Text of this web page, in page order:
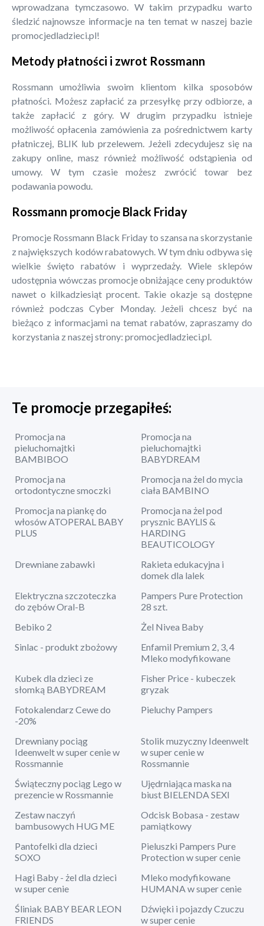
wprowadzana tymczasowo. W takim przypadku warto
śledzić najnowsze informacje na ten temat w naszej bazie
promocjedladzieci.pl!
Metody płatności i zwrot Rossmann
Rossmann umożliwia swoim klientom kilka sposobów
płatności. Możesz zapłacić za przesyłkę przy odbiorze, a
także zapłacić z góry. W drugim przypadku istnieje
możliwość opłacenia zamówienia za pośrednictwem karty
płatniczej, BLIK lub przelewem. Jeżeli zdecydujesz się na
zakupy online, masz również możliwość odstąpienia od
umowy. W tym czasie możesz zwrócić towar bez
podawania powodu.
Rossmann promocje Black Friday
Promocje Rossmann Black Friday to szansa na skorzystanie
z największych kodów rabatowych. W tym dniu odbywa się
wielkie święto rabatów i wyprzedaży. Wiele sklepów
udostępnia wówczas promocje obniżające ceny produktów
nawet o kilkadziesiąt procent. Takie okazje są dostępne
również podczas Cyber Monday. Jeżeli chcesz być na
bieżąco z informacjami na temat rabatów, zapraszamy do
korzystania z naszej strony: promocjedladzieci.pl.
Te promocje przegapiłeś:
Promocja na
pieluchomajtki
BAMBIBOO
Promocja na
pieluchomajtki
BABYDREAM
Promocja na
ortodontyczne smoczki
Promocja na żel do mycia
ciała BAMBINO
Promocja na piankę do
włosów ATOPERAL BABY
PLUS
Promocja na żel pod
prysznic BAYLIS &
HARDING
BEAUTICOLOGY
Drewniane zabawki
Rakieta edukacyjna i
domek dla lalek
Elektryczna szczoteczka
do zębów Oral-B
Pampers Pure Protection
28 szt.
Bebiko 2
Żel Nivea Baby
Sinlac - produkt zbożowy
Enfamil Premium 2, 3, 4
Mleko modyfikowane
Kubek dla dzieci ze
słomką BABYDREAM
Fisher Price - kubeczek
gryzak
Fotokalendarz Cewe do
-20%
Pieluchy Pampers
Drewniany pociąg
Ideenwelt w super cenie w
Rossmannie
Stolik muzyczny Ideenwelt
w super cenie w
Rossmannie
Świąteczny pociąg Lego w
prezencie w Rossmannie
Ujędrniająca maska na
biust BIELENDA SEXI
Zestaw naczyń
bambusowych HUG ME
Odcisk Bobasa - zestaw
pamiątkowy
Pantofelki dla dzieci
SOXO
Pieluszki Pampers Pure
Protection w super cenie
Hagi Baby - żel dla dzieci
w super cenie
Mleko modyfikowane
HUMANA w super cenie
Śliniak BABY BEAR LEON
FRIENDS
Dźwięki i pojazdy Czuczu
w super cenie